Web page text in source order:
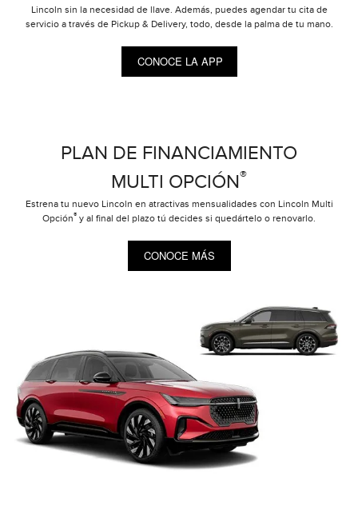
Lincoln sin la necesidad de llave. Además, puedes agendar tu cita de
servicio a través de Pickup & Delivery, todo, desde la palma de tu mano.
CONOCE LA APP
PLAN DE FINANCIAMIENTO
MULTI OPCIÓN®
Estrena tu nuevo Lincoln en atractivas mensualidades con Lincoln Multi
Opción® y al final del plazo tú decides si quedártelo o renovarlo.
CONOCE MÁS